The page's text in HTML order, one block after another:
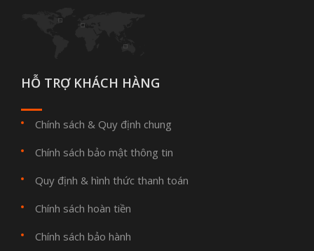
HỖ TRỢ KHÁCH HÀNG
Chính sách & Quy định chung
Chính sách bảo mật thông tin
Quy định & hình thức thanh toán
Chính sách hoàn tiền
Chính sách bảo hành